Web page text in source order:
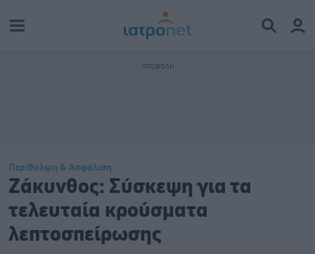
Περίθαλψη & Ασφάλιση
Ζάκυνθος: Σύσκεψη για τα
τελευταία κρούσματα
λεπτοσπείρωσης